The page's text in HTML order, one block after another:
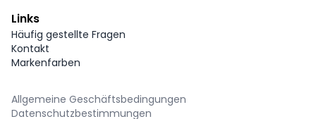
Links
Häufig gestellte Fragen
Kontakt
Markenfarben
Allgemeine Geschäftsbedingungen
Datenschutzbestimmungen